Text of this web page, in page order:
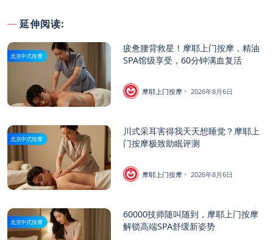
延伸阅读:
北京中式按摩
疲惫腰背救星！摩耶上门按摩，精油
SPA馆级享受，60分钟满血复活
摩耶上门按摩 2026年8月6日
北京中式按摩
川式采耳害得我天天想睡觉？摩耶上
门按摩极致助眠评测
摩耶上门按摩 2026年8月6日
北京中式按摩
60000技师随叫随到，摩耶上门按摩
解锁高端SPA舒缓新姿势